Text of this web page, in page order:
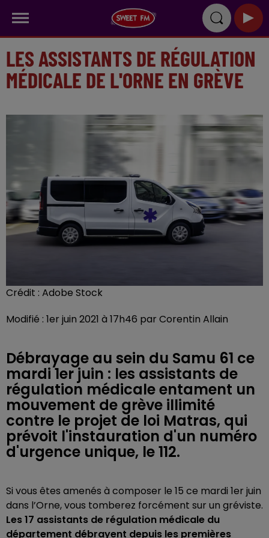
LES ASSISTANTS DE RÉGULATION
MÉDICALE DE L'ORNE EN GRÈVE
Crédit : Adobe Stock
Modifié : 1er juin 2021 à 17h46 par Corentin Allain
Débrayage au sein du Samu 61 ce
mardi 1er juin : les assistants de
régulation médicale entament un
mouvement de grève illimité
contre le projet de loi Matras, qui
prévoit l'instauration d'un numéro
d'urgence unique, le 112.
Si vous êtes amenés à composer le 15 ce mardi 1er juin
dans l’Orne, vous tomberez forcément sur un gréviste.
Les 17 assistants de régulation médicale du
département débrayent depuis les premières